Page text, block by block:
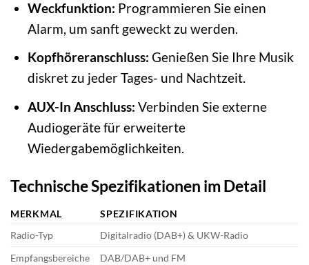
Weckfunktion: Programmieren Sie einen
Alarm, um sanft geweckt zu werden.
Kopfhöreranschluss: Genießen Sie Ihre Musik
diskret zu jeder Tages- und Nachtzeit.
AUX-In Anschluss: Verbinden Sie externe
Audiogeräte für erweiterte
Wiedergabemöglichkeiten.
Technische Spezifikationen im Detail
MERKMAL
SPEZIFIKATION
Radio-Typ
Digitalradio (DAB+) & UKW-Radio
Empfangsbereiche
DAB/DAB+ und FM